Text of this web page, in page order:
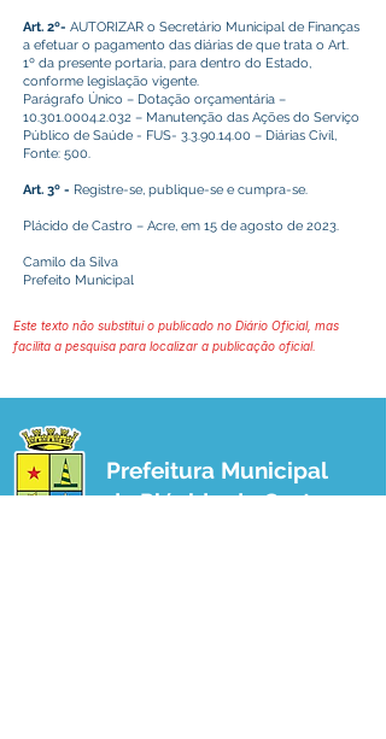
Art. 2º- AUTORIZAR o Secretário Municipal de Finanças
a efetuar o pagamento das diárias de que trata o Art.
1º da presente portaria, para dentro do Estado,
conforme legislação vigente.
Parágrafo Único – Dotação orçamentária –
10.301.0004.2.032 – Manutenção das Ações do Serviço
Público de Saúde - FUS- 3.3.90.14.00 – Diárias Civil,
Fonte: 500.
Art. 3º - Registre-se, publique-se e cumpra-se.
Plácido de Castro – Acre, em 15 de agosto de 2023.
Camilo da Silva
Prefeito Municipal
Este texto não substitui o publicado no Diário Oficial, mas
facilita a pesquisa para localizar a publicação oficial.
Prefeitura Municipal
de Plácido de Castro